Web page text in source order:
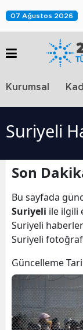
07 Ağustos 2026
Kurumsal
Suriyeli
Son
Bu sayfada
Suriyeli ile ilgili
Suriyeli
Suriyeli
Güncelleme